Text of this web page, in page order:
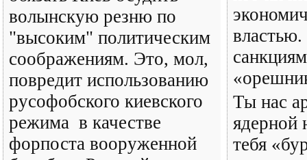
волынскую резню по
"высоким" политическим
соображениям. Это, мол,
повредит использованию
русофобского киевского
режима в качестве
форпоста вооруженной
Ты нас
ядерной
тебя